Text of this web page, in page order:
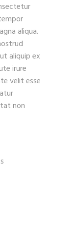
aliqua.
aliquip ex
irure
velit esse
non